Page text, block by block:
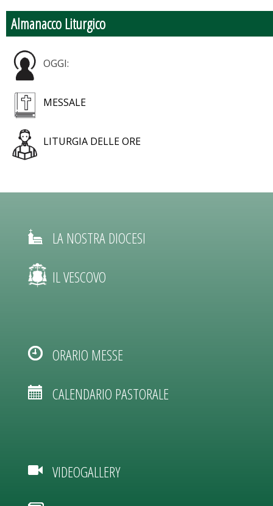
Almanacco Liturgico
OGGI:
MESSALE
LITURGIA DELLE ORE
LA NOSTRA DIOCESI
IL VESCOVO
ORARIO MESSE
CALENDARIO PASTORALE
VIDEOGALLERY